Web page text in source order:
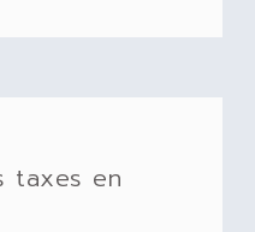
taxes en